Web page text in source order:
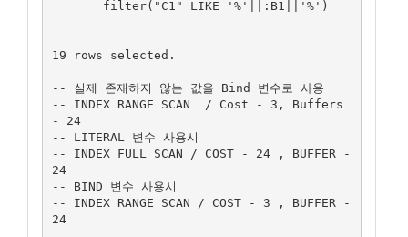
19 rows selected.
-- 실제 존재하지 않는 값을 Bind 변수로 사용
-- INDEX RANGE SCAN  / Cost - 3, Buffers
- 24
-- LITERAL 변수 사용시
-- INDEX FULL SCAN / COST - 24 , BUFFER -
24
-- BIND 변수 사용시
-- INDEX RANGE SCAN / COST - 3 , BUFFER -
24